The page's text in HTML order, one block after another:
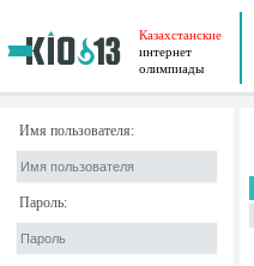
Казахстанские
интернет
олимпиады
Имя пользователя:
Пароль: